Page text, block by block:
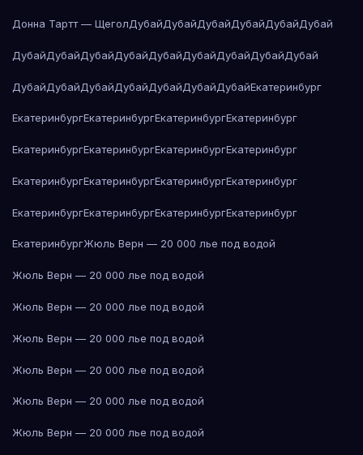
Донна Тартт — ЩеголДубайДубайДубайДубайДубайДубай
ДубайДубайДубайДубайДубайДубайДубайДубайДубай
ДубайДубайДубайДубайДубайДубайДубайЕкатеринбург
ЕкатеринбургЕкатеринбургЕкатеринбургЕкатеринбург
ЕкатеринбургЕкатеринбургЕкатеринбургЕкатеринбург
ЕкатеринбургЕкатеринбургЕкатеринбургЕкатеринбург
ЕкатеринбургЕкатеринбургЕкатеринбургЕкатеринбург
ЕкатеринбургЖюль Верн — 20 000 лье под водой
Жюль Верн — 20 000 лье под водой
Жюль Верн — 20 000 лье под водой
Жюль Верн — 20 000 лье под водой
Жюль Верн — 20 000 лье под водой
Жюль Верн — 20 000 лье под водой
Жюль Верн — 20 000 лье под водой